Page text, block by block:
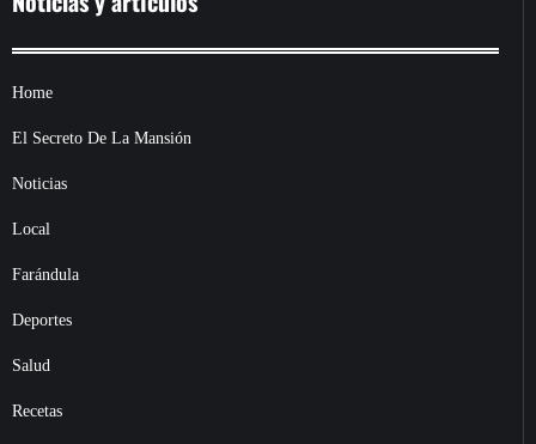
Home
El Secreto De La Mansión
Noticias
Local
Farándula
Deportes
Salud
Recetas